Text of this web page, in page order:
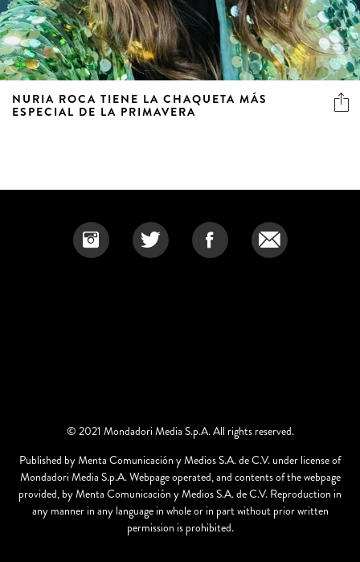
NURIA ROCA TIENE LA CHAQUETA MÁS
ESPECIAL DE LA PRIMAVERA
© 2021 Mondadori Media S.p.A. All rights reserved.
Published by Menta Comunicación y Medios S.A. de C.V. under license of
Mondadori Media S.p.A. Webpage operated, and contents of the webpage
provided, by Menta Comunicación y Medios S.A. de C.V. Reproduction in
any manner in any language in whole or in part without prior written
permission is prohibited.